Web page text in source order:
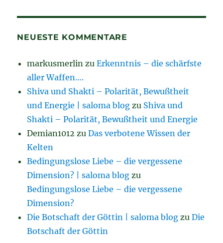
NEUESTE KOMMENTARE
markusmerlin zuErkenntnis – die schärfste
aller Waffen….
Shiva und Shakti – Polarität, Bewußtheit
und Energie | saloma blog zu Shiva und
Shakti – Polarität, Bewußtheit und Energie
Demian1012 zuDas verbotene Wissen der
Kelten
Bedingungslose Liebe – die vergessene
Dimension? | saloma blog zu
Bedingungslose Liebe – die vergessene
Dimension?
Die Botschaft der Göttin | saloma blog zuDie
Botschaft der Göttin